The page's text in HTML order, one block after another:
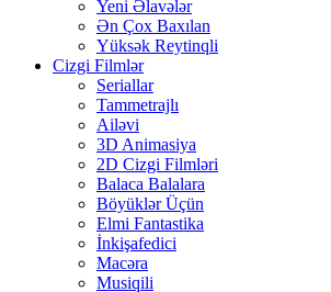
Yeni Əlavələr
Ən Çox Baxılan
Yüksək Reytinqli
Cizgi Filmlər
Seriallar
Tammetrajlı
Ailəvi
3D Animasiya
2D Cizgi Filmləri
Balaca Balalara
Böyüklər Üçün
Elmi Fantastika
İnkişafedici
Macəra
Musiqili